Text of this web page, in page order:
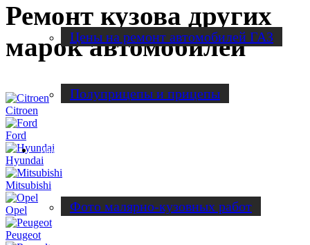
Цены на ремонт автомобилей ГАЗ
Полуприцепы и прицепы
Наши работы
Фото малярно-кузовных работ
Ремонт кузова других
марок автомобилей
Citroen
Ford
Hyundai
Mitsubishi
Opel
Peugeot